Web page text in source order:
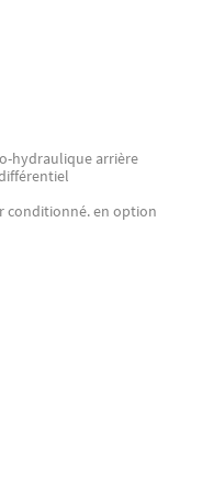
hydraulique arrière
conditionné. en option